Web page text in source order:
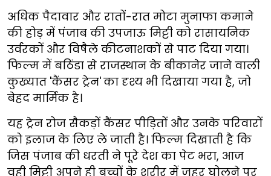
अधिक पैदावार और रातों-रात मोटा मुनाफा कमाने
की होड़ में पंजाब की उपजाऊ मिट्टी को रासायनिक
उर्वरकों और विषैले कीटनाशकों से पाट दिया गया।
फिल्म में बठिंडा से राजस्थान के बीकानेर जाने वाली
कुख्यात 'कैंसर ट्रेन'का दृश्य भी दिखाया गया है, जो
बेहद मार्मिक है।
यह ट्रेन रोज सैकड़ों कैंसर पीड़ितों और उनके परिवारों
को इलाज के लिए ले जाती है। फिल्म दिखाती है कि
जिस पंजाब की धरती ने पूरे देश का पेट भरा, आज
वही मिट्टी अपने ही बच्चों के शरीर में जहर घोलने पर